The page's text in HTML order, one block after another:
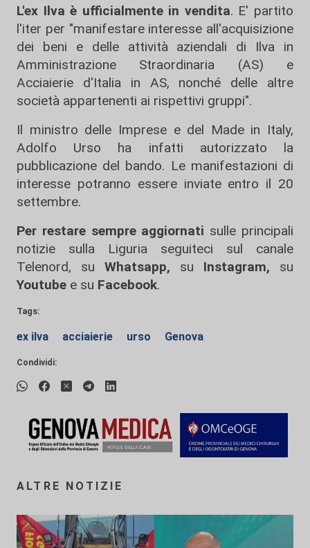
L'ex Ilva è ufficialmente in vendita. E' partito
l'iter per "manifestare interesse all'acquisizione
dei beni e delle attività aziendali di Ilva in
Amministrazione Straordinaria (AS) e
Acciaierie d'Italia in AS, nonché delle altre
società appartenenti ai rispettivi gruppi".
Il ministro delle Imprese e del Made in Italy,
Adolfo Urso ha infatti autorizzato la
pubblicazione del bando. Le manifestazioni di
interesse potranno essere inviate entro il 20
settembre.
Per restare sempre aggiornati sulle principali
notizie sulla Liguria seguiteci sul canale
Telenord, su
Whatsapp, su Instagram, su
Youtube e su Facebook.
Tags:
ex ilva acciaierie urso Genova
Condividi:
ALTRE NOTIZIE